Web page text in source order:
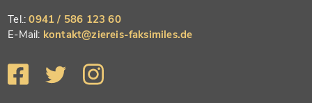
Tel.:0941 / 586 123 60
E-Mail: kontakt@ziereis-faksimiles.de